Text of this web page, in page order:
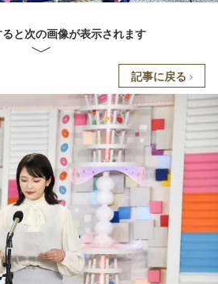
と次の画像が表示されます
記事に戻る